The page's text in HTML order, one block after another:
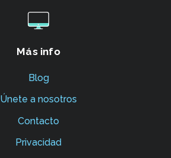
Más info
Blog
Únete a nosotros
Contacto
Privacidad